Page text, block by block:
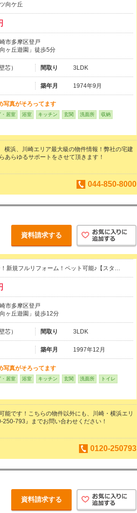
向ケ丘
市多摩区登戸
ヶ丘遊園」徒歩5分
芯） 間取り 3LDK
築年月 1974年9月
写真がそろってます
・居室 浴室 キッチン 玄関 洗面所 収納
、川崎エリア最大級の物件情報！弊社の宅建
あらゆるサポートをさせて頂きます！
044-850-8000
資料請求する
新規フルリフォーム！ペット可能♪【スタ…
市多摩区登戸
ヶ丘遊園」徒歩12分
芯） 間取り 3LDK
築年月 1997年12月
写真がそろってます
・居室 浴室 キッチン 玄関 洗面所 トイレ
能です！こちらの物件以外にも、川崎・横浜エリ
793』までお問い合わせください！
0120-250793
資料請求する